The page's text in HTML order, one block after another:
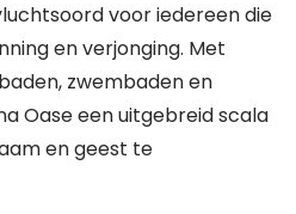
voor iedereen die
en verjonging. Met
zwembaden en
Oase een uitgebreid scala
en geest te